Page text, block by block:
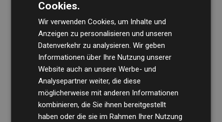
Die Wirtschaftsprüfungsgesellschaft BDOüberprüft
regelmäßig unsere Berechnungen und Methodik, um
Transparenz und Verlässlichkeit sicherzustellen.
Ihre Prüfungen belegen, dass unsere Investitionen in
Klimaschutzprojekte im Durchschnitt200 % der
Cookies.
Wir verwenden Cookies, um Inhalte und
Anzeigen zu personalisieren und unseren
Datenverkehr zu analysieren. Wir geben
Informationen über Ihre Nutzung unserer
Website auch an unsere Werbe- und
Analysepartner weiter, die diese
möglicherweise mit anderen Informationen
kombinieren, die Sie ihnen bereitgestellt
haben oder die sie im Rahmen Ihrer Nutzung